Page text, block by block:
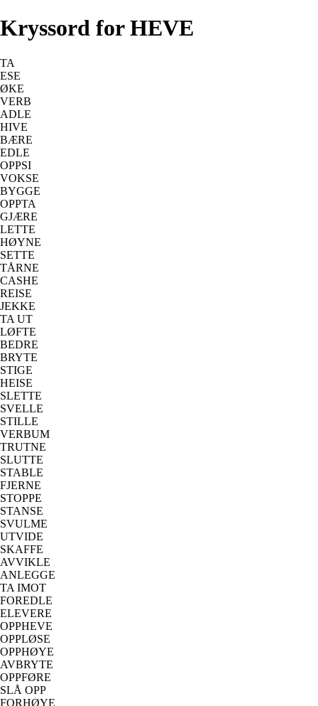
Kryssord for HEVE
TA
ESE
ØKE
VERB
ADLE
HIVE
BÆRE
EDLE
OPPSI
VOKSE
BYGGE
OPPTA
GJÆRE
LETTE
HØYNE
SETTE
TÅRNE
CASHE
REISE
JEKKE
TA UT
LØFTE
BEDRE
BRYTE
STIGE
HEISE
SLETTE
SVELLE
STILLE
VERBUM
TRUTNE
SLUTTE
STABLE
FJERNE
STOPPE
STANSE
SVULME
UTVIDE
SKAFFE
AVVIKLE
ANLEGGE
TA IMOT
FOREDLE
ELEVERE
OPPHEVE
OPPLØSE
OPPHØYE
AVBRYTE
OPPFØRE
SLÅ OPP
FORHØYE